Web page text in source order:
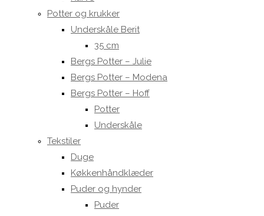
Potter og krukker
Underskåle Berit
35 cm
Bergs Potter – Julie
Bergs Potter – Modena
Bergs Potter – Hoff
Potter
Underskåle
Tekstiler
Duge
Køkkenhåndklæder
Puder og hynder
Puder